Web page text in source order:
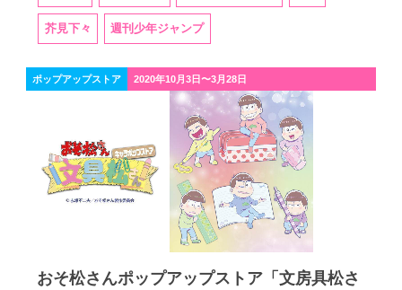
芥見下々 週刊少年ジャンプ
ポップアップストア 2020年10月3日〜3月28日
おそ松さんポップアップストア「文房具松さ